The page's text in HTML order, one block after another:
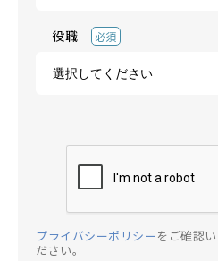
役職 必須
プライバシーポリシーをご確認
ださい。